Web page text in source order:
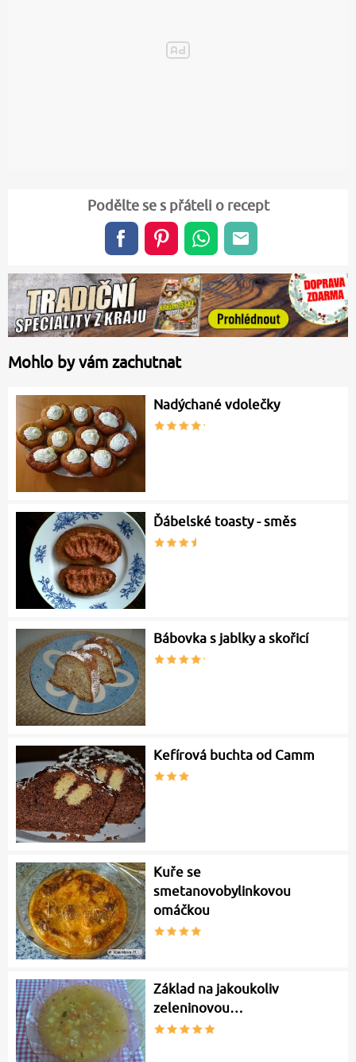
Podělte se s přáteli o recept
Mohlo by vám zachutnat
Nadýchané vdolečky
Ďábelské toasty - směs
Bábovka s jablky a skořicí
Kefírová buchta od Camm
Kuře se
smetanovobylinkovou
omáčkou
Základ na jakoukoliv
zeleninovou…